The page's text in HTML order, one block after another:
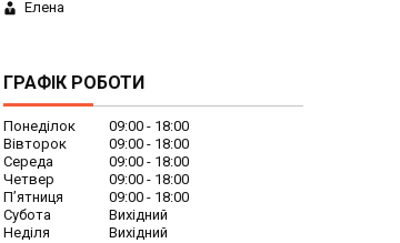
Елена
ГРАФІК РОБОТИ
Понеділок 09:00
18:00
Вівторок
09:00
18:00
Середа
09:00
18:00
Четвер
09:00
18:00
Пʼятниця
09:00
18:00
Субота
Вихідний
Неділя
Вихідний